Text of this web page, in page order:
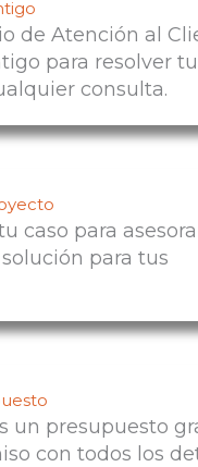
de Atención al
para resolver
consulta.
caso para
para tus
un presupuesto
con todos los